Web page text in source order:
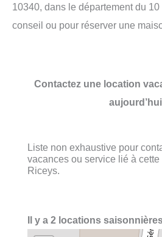
10340, dans le département du
conseil ou pour réserver une
Contactez une location
Liste non exhaustive pour
vacances ou service lié à
Riceys.
Il y a 2 locations